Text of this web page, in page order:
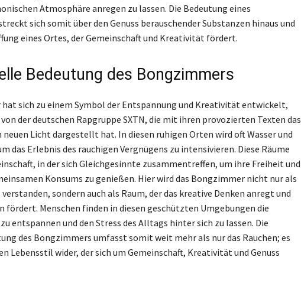
Atmosphäre anregen zu lassen. Die Bedeutung eines
sich somit über den Genuss berauschender Substanzen hinaus und
eines Ortes, der Gemeinschaft und Kreativität fördert.
Bedeutung des Bongzimmers
hat sich zu einem Symbol der Entspannung und Kreativität entwickelt,
der deutschen Rapgruppe SXTN, die mit ihren provozierten Texten das
neuen Licht dargestellt hat. In diesen ruhigen Orten wird oft Wasser und
das Erlebnis des rauchigen Vergnügens zu intensivieren. Diese Räume
in der sich Gleichgesinnte zusammentreffen, um ihre Freiheit und
Konsums zu genießen. Hier wird das Bongzimmer nicht nur als
verstanden, sondern auch als Raum, der das kreative Denken anregt und
fördert. Menschen finden in diesen geschützten Umgebungen die
entspannen und den Stress des Alltags hinter sich zu lassen. Die
des Bongzimmers umfasst somit weit mehr als nur das Rauchen; es
Lebensstil wider, der sich um Gemeinschaft, Kreativität und Genuss